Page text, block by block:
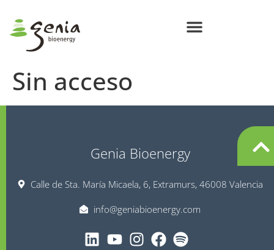
Sin acceso
Genia Bioenergy
Calle de Sta. María Micaela, 6, Extramurs, 46008 Valencia
info@geniabioenergy.com